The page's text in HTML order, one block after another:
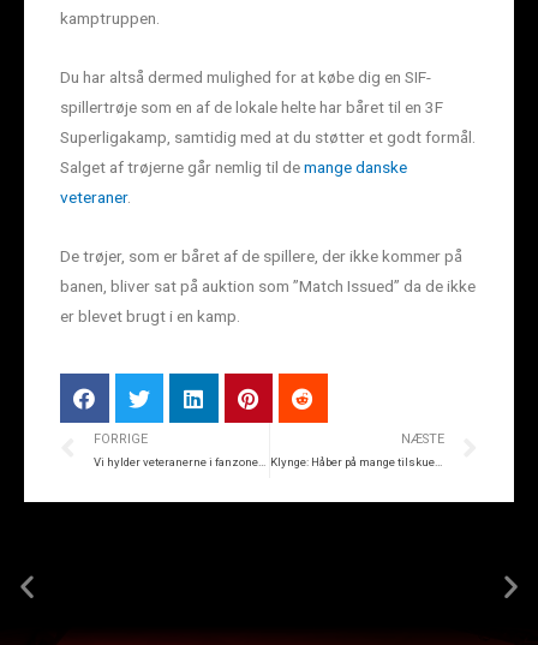
kamptruppen.
Du har altså dermed mulighed for at købe dig en SIF-
spillertrøje som en af de lokale helte har båret til en 3F
Superligakamp, samtidig med at du støtter et godt formål.
Salget af trøjerne går nemlig til demange danske
veteraner.
De trøjer, som er båret af de spillere, der ikke kommer på
banen, bliver sat på auktion som ”Match Issued” da de ikke
er blevet brugt i en kamp.
FORRIGE
Vi hylder veteranerne i fanzonen søndag
NÆSTE
Klynge: Håber på mange tilskuere på søndag